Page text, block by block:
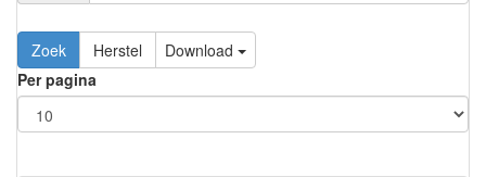
Zoek Herstel
Download
Per pagina